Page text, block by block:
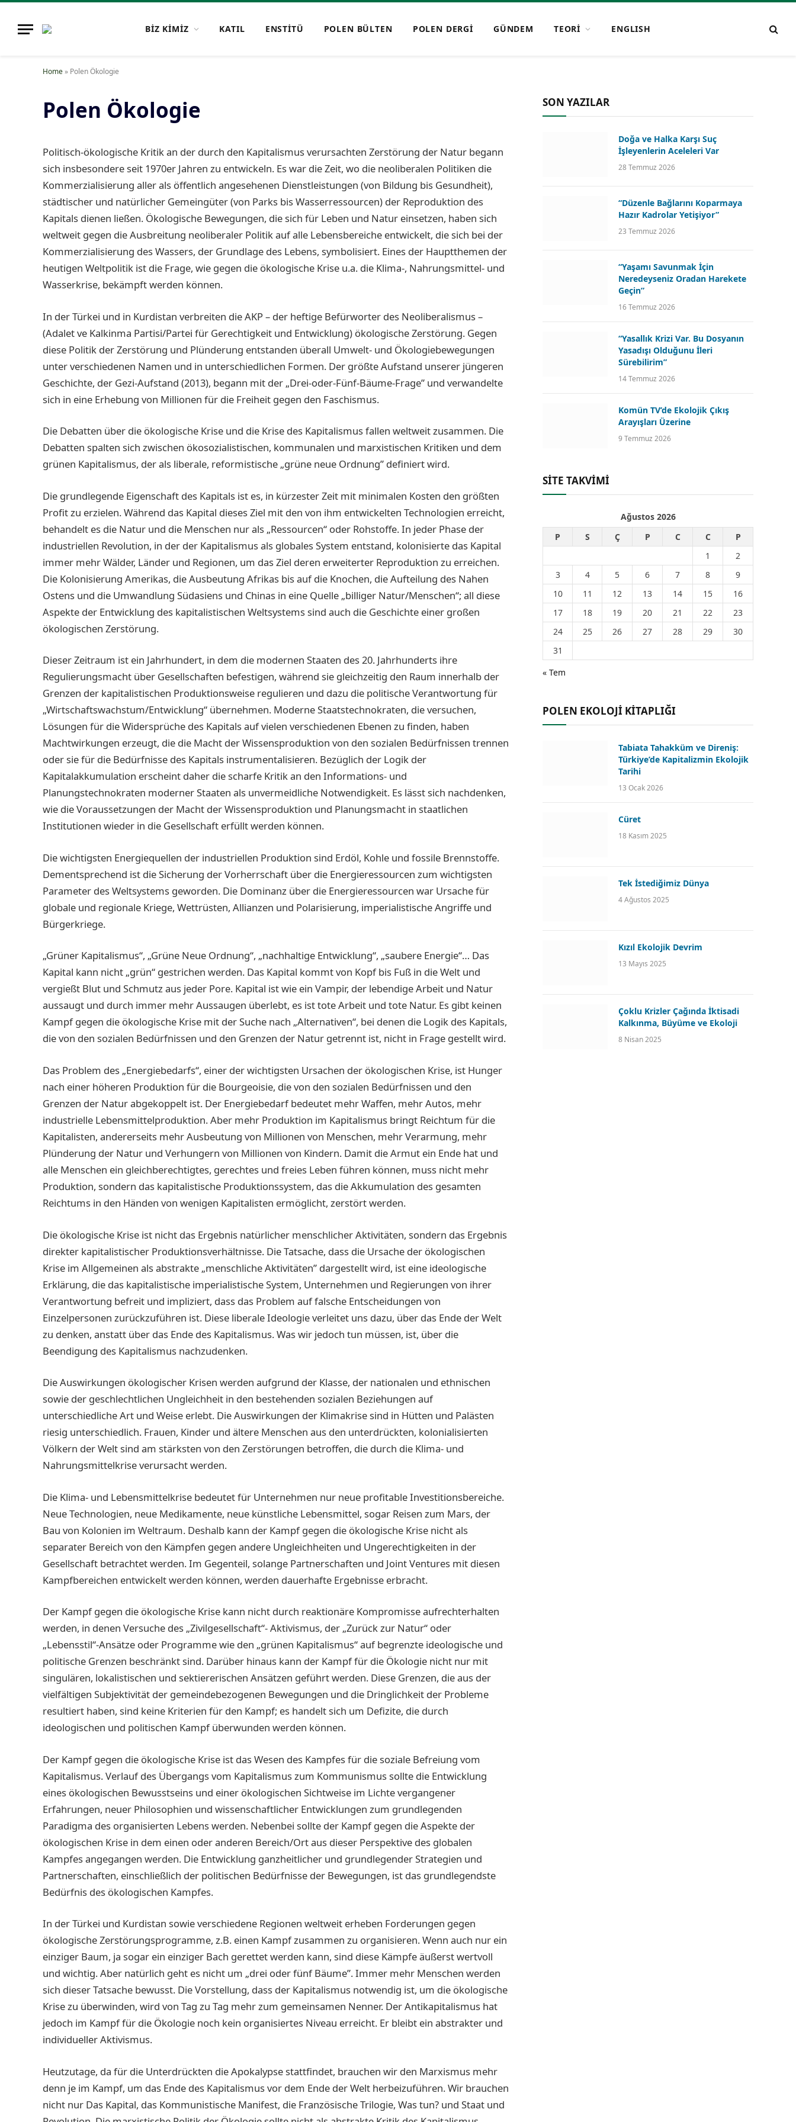
BİZ KİMİZ KATIL ENSTİTÜ POLEN BÜLTEN POLEN DERGİ GÜNDEM TEORİ ENGLISH
Home» Polen Ökologie
Polen Ökologie
Politisch-ökologische Kritik an der durch den Kapitalismus verursachten Zerstörung der Natur begann
sich insbesondere seit 1970er Jahren zu entwickeln. Es war die Zeit, wo die neoliberalen Politiken die
Kommerzialisierung aller als öffentlich angesehenen Dienstleistungen (von Bildung bis Gesundheit),
städtischer und natürlicher Gemeingüter (von Parks bis Wasserressourcen) der Reproduktion des
Kapitals dienen ließen. Ökologische Bewegungen, die sich für Leben und Natur einsetzen, haben sich
weltweit gegen die Ausbreitung neoliberaler Politik auf alle Lebensbereiche entwickelt, die sich bei der
Kommerzialisierung des Wassers, der Grundlage des Lebens, symbolisiert. Eines der Hauptthemen der
heutigen Weltpolitik ist die Frage, wie gegen die ökologische Krise u.a. die Klima-, Nahrungsmittel- und
Wasserkrise, bekämpft werden können.
In der Türkei und in Kurdistan verbreiten die AKP – der heftige Befürworter des Neoliberalismus –
(Adalet ve Kalkinma Partisi/Partei für Gerechtigkeit und Entwicklung) ökologische Zerstörung. Gegen
diese Politik der Zerstörung und Plünderung entstanden überall Umwelt- und Ökologiebewegungen
unter verschiedenen Namen und in unterschiedlichen Formen. Der größte Aufstand unserer jüngeren
Geschichte, der Gezi-Aufstand (2013), begann mit der „Drei-oder-Fünf-Bäume-Frage” und verwandelte
sich in eine Erhebung von Millionen für die Freiheit gegen den Faschismus.
Die Debatten über die ökologische Krise und die Krise des Kapitalismus fallen weltweit zusammen. Die
Debatten spalten sich zwischen ökosozialistischen, kommunalen und marxistischen Kritiken und dem
grünen Kapitalismus, der als liberale, reformistische „grüne neue Ordnung” definiert wird.
Die grundlegende Eigenschaft des Kapitals ist es, in kürzester Zeit mit minimalen Kosten den größten
Profit zu erzielen. Während das Kapital dieses Ziel mit den von ihm entwickelten Technologien erreicht,
behandelt es die Natur und die Menschen nur als „Ressourcen“ oder Rohstoffe. In jeder Phase der
industriellen Revolution, in der der Kapitalismus als globales System entstand, kolonisierte das Kapital
immer mehr Wälder, Länder und Regionen, um das Ziel deren erweiterter Reproduktion zu erreichen.
Die Kolonisierung Amerikas, die Ausbeutung Afrikas bis auf die Knochen, die Aufteilung des Nahen
Ostens und die Umwandlung Südasiens und Chinas in eine Quelle „billiger Natur/Menschen“; all diese
Aspekte der Entwicklung des kapitalistischen Weltsystems sind auch die Geschichte einer großen
ökologischen Zerstörung.
Dieser Zeitraum ist ein Jahrhundert, in dem die modernen Staaten des 20. Jahrhunderts ihre
Regulierungsmacht über Gesellschaften befestigen, während sie gleichzeitig den Raum innerhalb der
Grenzen der kapitalistischen Produktionsweise regulieren und dazu die politische Verantwortung für
„Wirtschaftswachstum/Entwicklung“ übernehmen. Moderne Staatstechnokraten, die versuchen,
Lösungen für die Widersprüche des Kapitals auf vielen verschiedenen Ebenen zu finden, haben
Machtwirkungen erzeugt, die die Macht der Wissensproduktion von den sozialen Bedürfnissen trennen
oder sie für die Bedürfnisse des Kapitals instrumentalisieren. Bezüglich der Logik der
Kapitalakkumulation erscheint daher die scharfe Kritik an den Informations- und
Planungstechnokraten moderner Staaten als unvermeidliche Notwendigkeit. Es lässt sich nachdenken,
wie die Voraussetzungen der Macht der Wissensproduktion und Planungsmacht in staatlichen
Institutionen wieder in die Gesellschaft erfüllt werden können.
Die wichtigsten Energiequellen der industriellen Produktion sind Erdöl, Kohle und fossile Brennstoffe.
Dementsprechend ist die Sicherung der Vorherrschaft über die Energieressourcen zum wichtigsten
Parameter des Weltsystems geworden. Die Dominanz über die Energieressourcen war Ursache für
globale und regionale Kriege, Wettrüsten, Allianzen und Polarisierung, imperialistische Angriffe und
Bürgerkriege.
„Grüner Kapitalismus“, „Grüne Neue Ordnung“, „nachhaltige Entwicklung“, „saubere Energie“… Das
Kapital kann nicht „grün“ gestrichen werden. Das Kapital kommt von Kopf bis Fuß in die Welt und
vergießt Blut und Schmutz aus jeder Pore. Kapital ist wie ein Vampir, der lebendige Arbeit und Natur
aussaugt und durch immer mehr Aussaugen überlebt, es ist tote Arbeit und tote Natur. Es gibt keinen
Kampf gegen die ökologische Krise mit der Suche nach „Alternativen“, bei denen die Logik des Kapitals,
die von den sozialen Bedürfnissen und den Grenzen der Natur getrennt ist, nicht in Frage gestellt wird.
Das Problem des „Energiebedarfs“, einer der wichtigsten Ursachen der ökologischen Krise, ist Hunger
nach einer höheren Produktion für die Bourgeoisie, die von den sozialen Bedürfnissen und den
Grenzen der Natur abgekoppelt ist. Der Energiebedarf bedeutet mehr Waffen, mehr Autos, mehr
industrielle Lebensmittelproduktion. Aber mehr Produktion im Kapitalismus bringt Reichtum für die
Kapitalisten, andererseits mehr Ausbeutung von Millionen von Menschen, mehr Verarmung, mehr
Plünderung der Natur und Verhungern von Millionen von Kindern. Damit die Armut ein Ende hat und
alle Menschen ein gleichberechtigtes, gerechtes und freies Leben führen können, muss nicht mehr
Produktion, sondern das kapitalistische Produktionssystem, das die Akkumulation des gesamten
Reichtums in den Händen von wenigen Kapitalisten ermöglicht, zerstört werden.
Die ökologische Krise ist nicht das Ergebnis natürlicher menschlicher Aktivitäten, sondern das Ergebnis
direkter kapitalistischer Produktionsverhältnisse. Die Tatsache, dass die Ursache der ökologischen
Krise im Allgemeinen als abstrakte „menschliche Aktivitäten” dargestellt wird, ist eine ideologische
Erklärung, die das kapitalistische imperialistische System, Unternehmen und Regierungen von ihrer
Verantwortung befreit und impliziert, dass das Problem auf falsche Entscheidungen von
Einzelpersonen zurückzuführen ist. Diese liberale Ideologie verleitet uns dazu, über das Ende der Welt
zu denken, anstatt über das Ende des Kapitalismus. Was wir jedoch tun müssen, ist, über die
Beendigung des Kapitalismus nachzudenken.
Die Auswirkungen ökologischer Krisen werden aufgrund der Klasse, der nationalen und ethnischen
sowie der geschlechtlichen Ungleichheit in den bestehenden sozialen Beziehungen auf
unterschiedliche Art und Weise erlebt. Die Auswirkungen der Klimakrise sind in Hütten und Palästen
riesig unterschiedlich. Frauen, Kinder und ältere Menschen aus den unterdrückten, kolonialisierten
Völkern der Welt sind am stärksten von den Zerstörungen betroffen, die durch die Klima- und
Nahrungsmittelkrise verursacht werden.
Die Klima- und Lebensmittelkrise bedeutet für Unternehmen nur neue profitable Investitionsbereiche.
Neue Technologien, neue Medikamente, neue künstliche Lebensmittel, sogar Reisen zum Mars, der
Bau von Kolonien im Weltraum. Deshalb kann der Kampf gegen die ökologische Krise nicht als
separater Bereich von den Kämpfen gegen andere Ungleichheiten und Ungerechtigkeiten in der
Gesellschaft betrachtet werden. Im Gegenteil, solange Partnerschaften und Joint Ventures mit diesen
Kampfbereichen entwickelt werden können, werden dauerhafte Ergebnisse erbracht.
Der Kampf gegen die ökologische Krise kann nicht durch reaktionäre Kompromisse aufrechterhalten
werden, in denen Versuche des „Zivilgesellschaft“- Aktivismus, der „Zurück zur Natur“ oder
„Lebensstil“-Ansätze oder Programme wie den „grünen Kapitalismus“ auf begrenzte ideologische und
politische Grenzen beschränkt sind. Darüber hinaus kann der Kampf für die Ökologie nicht nur mit
singulären, lokalistischen und sektiererischen Ansätzen geführt werden. Diese Grenzen, die aus der
vielfältigen Subjektivität der gemeindebezogenen Bewegungen und die Dringlichkeit der Probleme
resultiert haben, sind keine Kriterien für den Kampf; es handelt sich um Defizite, die durch
ideologischen und politischen Kampf überwunden werden können.
Der Kampf gegen die ökologische Krise ist das Wesen des Kampfes für die soziale Befreiung vom
Kapitalismus. Verlauf des Übergangs vom Kapitalismus zum Kommunismus sollte die Entwicklung
eines ökologischen Bewusstseins und einer ökologischen Sichtweise im Lichte vergangener
Erfahrungen, neuer Philosophien und wissenschaftlicher Entwicklungen zum grundlegenden
Paradigma des organisierten Lebens werden. Nebenbei sollte der Kampf gegen die Aspekte der
ökologischen Krise in dem einen oder anderen Bereich/Ort aus dieser Perspektive des globalen
Kampfes angegangen werden. Die Entwicklung ganzheitlicher und grundlegender Strategien und
Partnerschaften, einschließlich der politischen Bedürfnisse der Bewegungen, ist das grundlegendste
Bedürfnis des ökologischen Kampfes.
In der Türkei und Kurdistan sowie verschiedene Regionen weltweit erheben Forderungen gegen
ökologische Zerstörungsprogramme, z.B. einen Kampf zusammen zu organisieren. Wenn auch nur ein
einziger Baum, ja sogar ein einziger Bach gerettet werden kann, sind diese Kämpfe äußerst wertvoll
und wichtig. Aber natürlich geht es nicht um „drei oder fünf Bäume”. Immer mehr Menschen werden
sich dieser Tatsache bewusst. Die Vorstellung, dass der Kapitalismus notwendig ist, um die ökologische
Krise zu überwinden, wird von Tag zu Tag mehr zum gemeinsamen Nenner. Der Antikapitalismus hat
jedoch im Kampf für die Ökologie noch kein organisiertes Niveau erreicht. Er bleibt ein abstrakter und
individueller Aktivismus.
Heutzutage, da für die Unterdrückten die Apokalypse stattfindet, brauchen wir den Marxismus mehr
denn je im Kampf, um das Ende des Kapitalismus vor dem Ende der Welt herbeizuführen. Wir brauchen
nicht nur Das Kapital, das Kommunistische Manifest, die Französische Trilogie, Was tun? und Staat und
SON YAZILAR
Doğa ve Halka Karşı Suç
İşleyenlerin Aceleleri Var
28 Temmuz 2026
“Düzenle Bağlarını Koparmaya
Hazır Kadrolar Yetişiyor”
23 Temmuz 2026
“Yaşamı Savunmak İçin
Neredeyseniz Oradan Harekete
Geçin”
16 Temmuz 2026
“Yasallık Krizi Var. Bu Dosyanın
Yasadışı Olduğunu İleri
Sürebilirim”
14 Temmuz 2026
Komün TV’de Ekolojik Çıkış
Arayışları Üzerine
9 Temmuz 2026
SİTE TAKVİMİ
Ağustos 2026
P
S Ç P C C
P
1
2
3
4 5 6 7 8
9
10
11 12 13 14 15
16
17
18 19 20 21 22
23
24
25 26 27 28 29
30
31
« Tem
POLEN EKOLOJİ KİTAPLIĞI
Tabiata Tahakküm ve Direniş:
Türkiye’de Kapitalizmin Ekolojik
Tarihi
13 Ocak 2026
Cüret
18 Kasım 2025
Tek İstediğimiz Dünya
4 Ağustos 2025
Kızıl Ekolojik Devrim
13 Mayıs 2025
Çoklu Krizler Çağında İktisadi
Kalkınma, Büyüme ve Ekoloji
8 Nisan 2025